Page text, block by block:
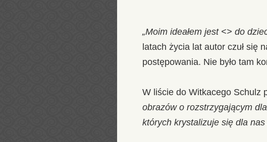
„Moim ideałem jest <> do
latach życia lat autor czuł się
postępowania. Nie było tam
W liście do Witkacego Schulz
obrazów o rozstrzygającym
których krystalizuje się dla